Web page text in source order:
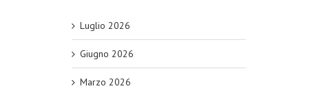
Luglio 2026
Giugno 2026
Marzo 2026